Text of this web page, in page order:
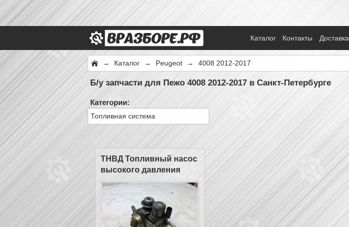
Каталог Контакты Доставка
→ Каталог → Peugeot → 4008 2012-2017
Б/у запчасти для Пежо 4008 2012-2017 в Санкт-Петербурге
Категории:
Топливная система
ТНВД Топливный насос
высокого давления